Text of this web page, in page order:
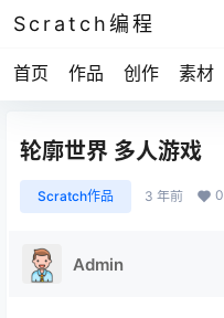
Scratch编程
首页 作品 创作 素材
轮廓世界 多人游戏
Scratch作品 3 年前 0
Admin